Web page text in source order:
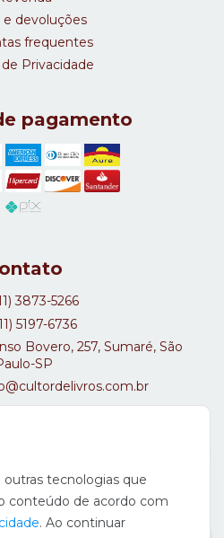
e devoluções
frequentes
Privacidade
pagamento
3873-5266
5197-6736
Bovero, 257, Sumaré, São
SP
outras tecnologias que
conteúdo de acordo com
. Ao continuar